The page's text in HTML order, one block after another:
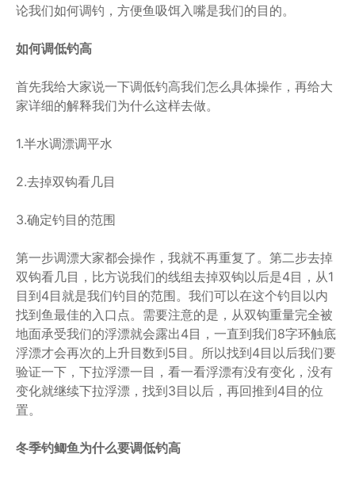
论我们如何调钓，方便鱼吸饵入嘴是我们的目的。
如何调低钓高
首先我给大家说一下调低钓高我们怎么具体操作，再给大
家详细的解释我们为什么这样去做。
1.半水调漂调平水
2.去掉双钩看几目
3.确定钓目的范围
第一步调漂大家都会操作，我就不再重复了。第二步去掉
双钩看几目，比方说我们的线组去掉双钩以后是4目，从1
目到4目就是我们钓目的范围。我们可以在这个钓目以内
找到鱼最佳的入口点。需要注意的是，从双钩重量完全被
地面承受我们的浮漂就会露出4目，一直到我们8字环触底
浮漂才会再次的上升目数到5目。所以找到4目以后我们要
验证一下，下拉浮漂一目，看一看浮漂有没有变化，没有
变化就继续下拉浮漂，找到3目以后，再回推到4目的位
置。
冬季钓鲫鱼为什么要调低钓高